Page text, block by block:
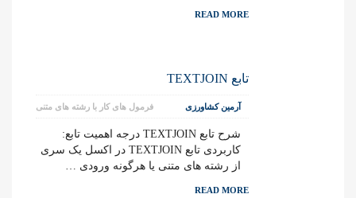
READ MORE
تابع TEXTJOIN
فرمول های کار با رشته های متنی آرمین کشاورزی
شرح تابع TEXTJOIN درجه اهمیت تابع:
کاربردی تابع TEXTJOIN در اکسل یک سری
از رشته های متنی یا هرگونه ورودی …
READ MORE